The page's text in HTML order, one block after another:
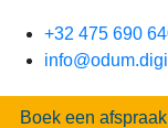
+32 475 690
Boek een afspraak